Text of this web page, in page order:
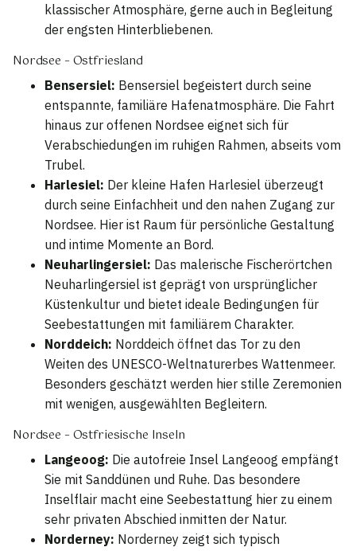
klassischer Atmosphäre, gerne auch in Begleitung
der engsten Hinterbliebenen.
Nordsee – Ostfriesland
Bensersiel: Bensersiel begeistert durch seine
entspannte, familiäre Hafenatmosphäre. Die Fahrt
hinaus zur offenen Nordsee eignet sich für
Verabschiedungen im ruhigen Rahmen, abseits vom
Trubel.
Harlesiel: Der kleine Hafen Harlesiel überzeugt
durch seine Einfachheit und den nahen Zugang zur
Nordsee. Hier ist Raum für persönliche Gestaltung
und intime Momente an Bord.
Neuharlingersiel: Das malerische Fischerörtchen
Neuharlingersiel ist geprägt von ursprünglicher
Küstenkultur und bietet ideale Bedingungen für
Seebestattungen mit familiärem Charakter.
Norddeich: Norddeich öffnet das Tor zu den
Weiten des UNESCO-Weltnaturerbes Wattenmeer.
Besonders geschätzt werden hier stille Zeremonien
mit wenigen, ausgewählten Begleitern.
Nordsee – Ostfriesische Inseln
Langeoog: Die autofreie Insel Langeoog empfängt
Sie mit Sanddünen und Ruhe. Das besondere
Inselflair macht eine Seebestattung hier zu einem
sehr privaten Abschied inmitten der Natur.
Norderney: Norderney zeigt sich typisch